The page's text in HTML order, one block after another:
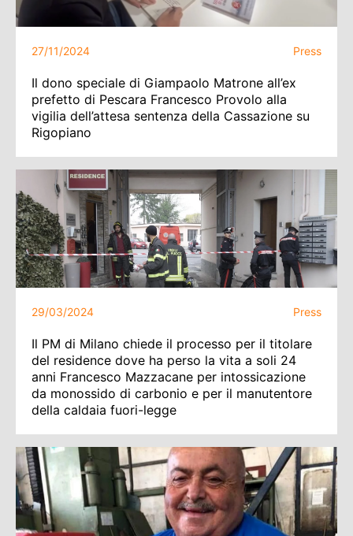
27/11/2024 Press
Il dono speciale di Giampaolo Matrone all’ex
prefetto di Pescara Francesco Provolo alla
vigilia dell’attesa sentenza della Cassazione su
Rigopiano
29/03/2024 Press
Il PM di Milano chiede il processo per il titolare
del residence dove ha perso la vita a soli 24
anni Francesco Mazzacane per intossicazione
da monossido di carbonio e per il manutentore
della caldaia fuori-legge